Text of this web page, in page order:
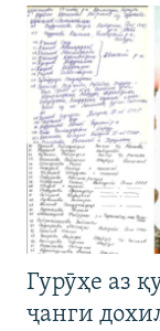
Гурӯҳе аз
ҷанги